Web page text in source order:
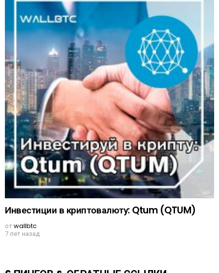
Инвестиции в криптовалюту: Qtum (QTUM)
отwallbtc
7 лет назад